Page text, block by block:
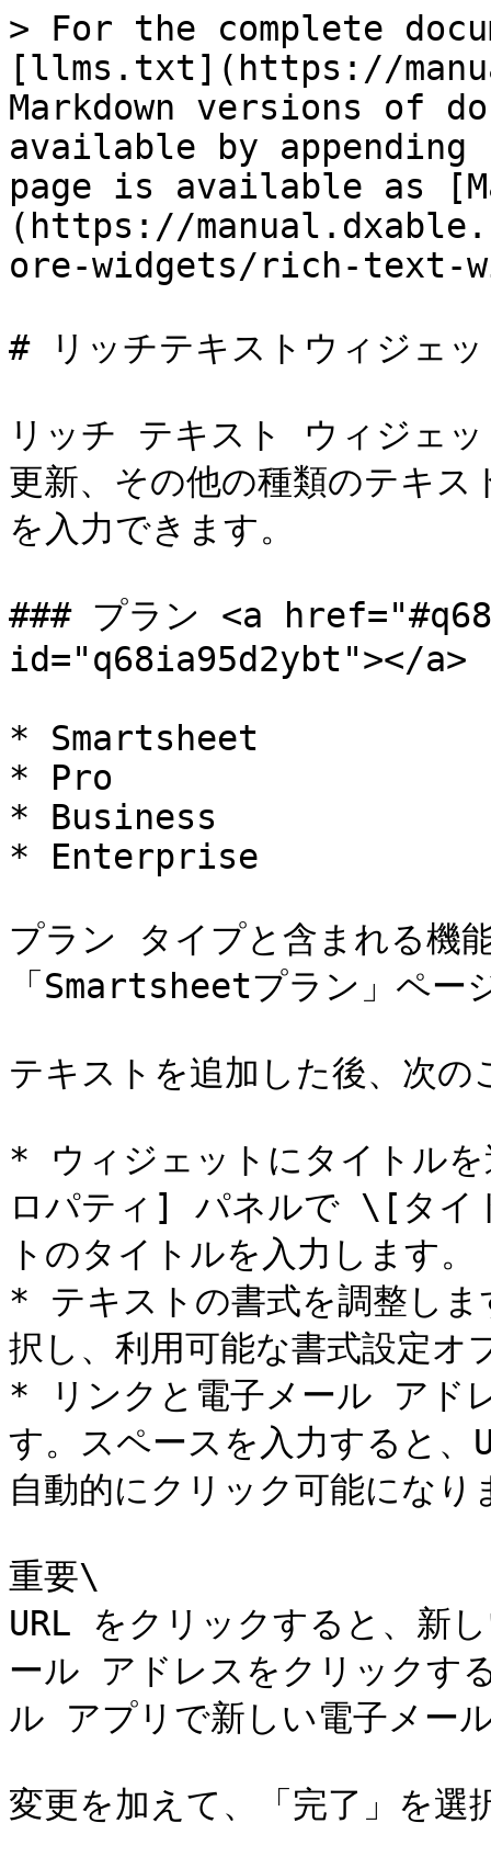
> For the complete
[llms.txt](https://
Markdown versions of
available by
page is available as
(https://
ore-widgets/rich-text-
# リッチテキストウィジェ
リッチ テキスト ウィジェ
更新、その他の種類のテキ
を入力できます。
### プラン <a
id="q68ia95d2ybt"></a>
* Smartsheet
* Pro
* Business
* Enterprise
プラン タイプと含まれる機
「Smartsheetプラン」ペー
テキストを追加した後、次の
* ウィジェットにタイトル
ロパティ] パネルで \[タイ
トのタイトルを入力します。
* テキストの書式を調整しま
択し、利用可能な書式設定オ
* リンクと電子メール アド
す。スペースを入力すると
自動的にクリック可能になり
重要\
URL をクリックすると、新
ール アドレスをクリックす
ル アプリで新しい電子メー
変更を加えて、「完了」を選